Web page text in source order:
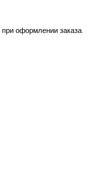
оформлении заказа.